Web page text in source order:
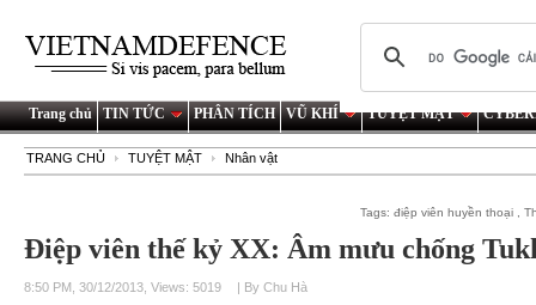
Trang chủ TIN TỨC PHÂN TÍCH VŨ KHÍ TUYỆT MẬT
TRANG CHỦ TUYỆT MẬT Nhân vật
Tags:điệp viên huyền thoại ,
Điệp viên thế kỷ XX: Âm mưu chống
8:50 PM, 30/12/2013, Views: 5019 | By Chu Hà